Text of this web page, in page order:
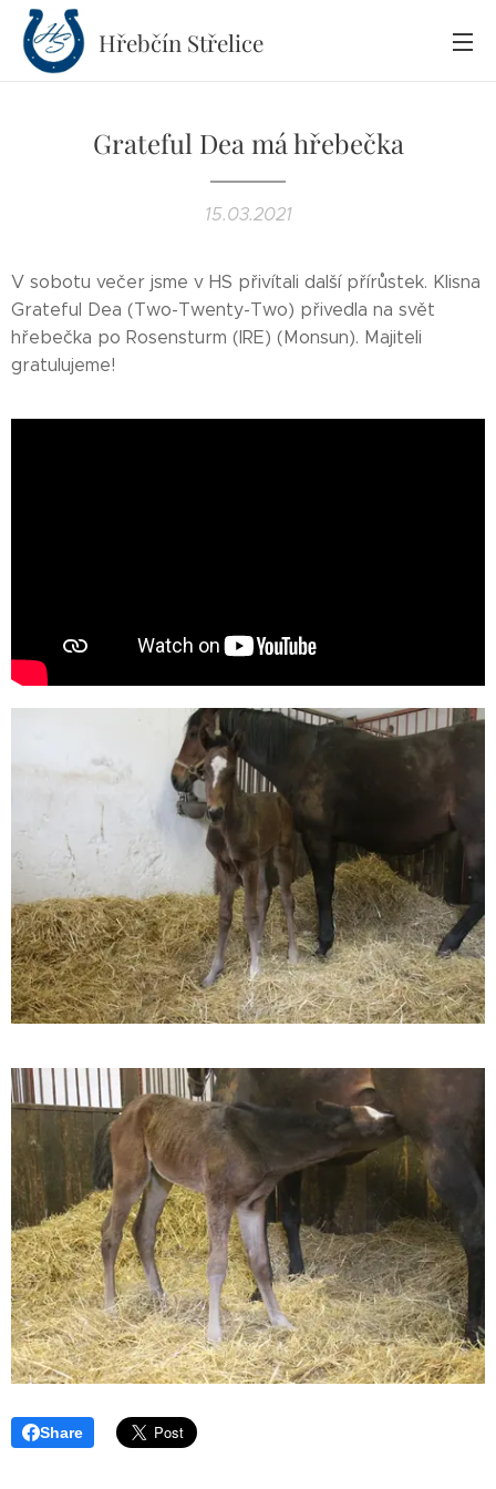
Hřebčín Střelice
Grateful Dea má hřebečka
15.03.2021
V sobotu večer jsme v HS přivítali další přírůstek. Klisna
Grateful Dea (Two-Twenty-Two) přivedla na svět
hřebečka po Rosensturm (IRE) (Monsun). Majiteli
gratulujeme!
Share